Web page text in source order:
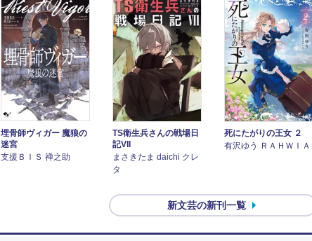
埋骨師ヴィガー 魔狼の
迷宮
支援ＢＩＳ 禅之助
TS衛生兵さんの戦場日
記VII
まさきたま daichi クレ
タ
死にたがりの王女 ２
有沢ゆう ＲＡＨＷＩＡ
新文芸の新刊一覧